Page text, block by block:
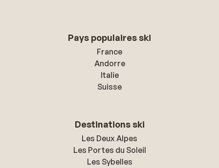
Pays populaires ski
France
Andorre
Italie
Suisse
Destinations ski
Les Deux Alpes
Les Portes du Soleil
Les Sybelles